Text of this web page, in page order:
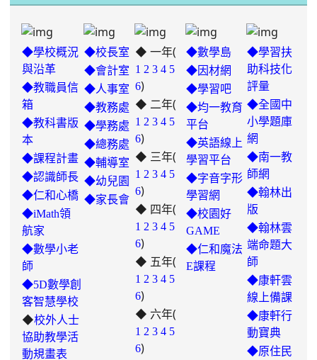
◆學校概況
與沿革
◆教職員信
箱
◆教科書版
本
◆課程計畫
◆認識師長
◆仁和心橋
◆iMath領
航家
◆數學小老
師
◆5D數學創
客智慧學校
◆校外人士
協助教學活
動規畫表
◆校長室
◆會計室
◆人事室
◆教務處
◆學務處
◆總務處
◆輔導室
◆幼兒園
◆家長會
◆ 一年(
1 2 3 4 5
6)
◆ 二年(
1 2 3 4 5
6)
◆ 三年(
1 2 link
https://padlet.com/hui22026/302-
hwbav1x2c8b5ge0y
3 4 5
6)
◆ 四年(
1 2 3 4 5
6)
◆ 五年(
1 2 3 4 link
https://padlet.com/chungling29/
7ddh1o7gcaf2lqtb
5
6)
◆ 六年(
1 2 3 4 5
6)
◆數學島
◆因材網
◆學習吧
◆均一教育
平台
◆英語線上
學習平台
◆字音字形
學習網
◆校園好
GAME
◆仁和魔法
E課程
◆學習扶
助科技化
評量
◆全國中
小學題庫
網
◆南一教
師網
◆翰林出
版
◆翰林雲
端命題大
師
◆康軒雲
線上備課
◆康軒行
動寶典
◆原住民